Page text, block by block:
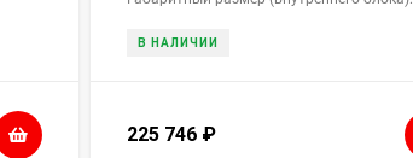
В НАЛИЧИИ
225 746 ₽